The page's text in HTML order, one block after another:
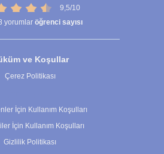
9,5/10
yorumlar öğrenci sayısı
ve Koşullar
Çerez Politikası
İçin Kullanım Koşulları
İçin Kullanım Koşulları
Gizlilik Politikası